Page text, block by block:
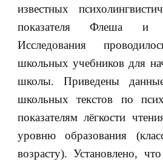
известных
показателя Флеша и
Исследования
школьных учебников для
школы. Приведены
школьных текстов по
показателям лёгкости
уровню образования
возрасту). Установлено,